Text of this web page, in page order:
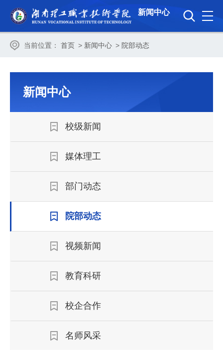
新闻中心
当前位置： 首页 > 新闻中心 > 院部动态
新闻中心
校级新闻
媒体理工
部门动态
院部动态
视频新闻
教育科研
校企合作
名师风采